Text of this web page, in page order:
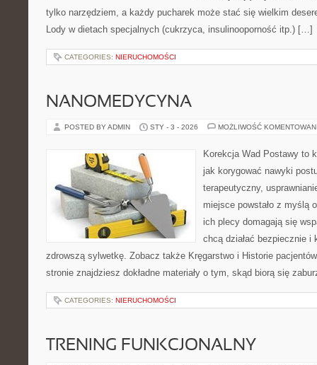
tylko narzędziem, a każdy pucharek może stać się wielkim
Lody w dietach specjalnych (cukrzyca, insulinooporność itp.) […]
CATEGORIES: NIERUCHOMOŚCI
NANOMEDYCYNA
POSTED BY ADMIN STY - 3 - 2026 MOŻLIWOŚĆ
Korekcja Wad Postawy to
jak korygować nawyki
terapeutyczny,
miejsce powstało z myślą
ich plecy domagają się
chcą działać bezpiecznie i
zdrowszą sylwetkę. Zobacz także Kręgarstwo i Historie
stronie znajdziesz dokładne materiały o tym, skąd biorą się
CATEGORIES: NIERUCHOMOŚCI
TRENING FUNKCJONALNY